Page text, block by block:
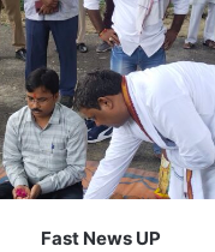
Fast News UP